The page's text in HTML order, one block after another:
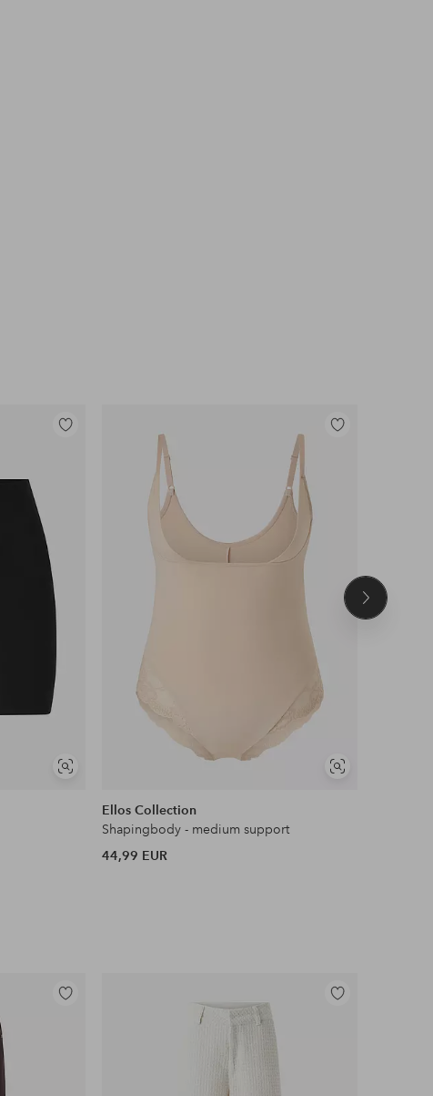
Soortgelijke
Toevoegen
Soortgelijke
Toevoegen
Ellos Collection
Shapingbody - medium support
44,99 EUR
Volgend
Toevoegen
Toevoegen